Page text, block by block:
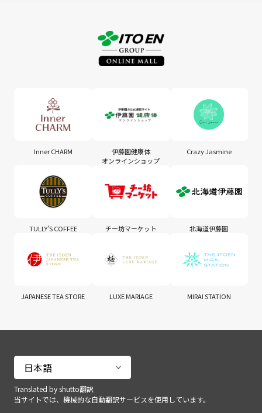
Translated by shutto翻訳
当サイトでは、機械的な自動翻訳サービスを使用しています。
Inner CHARM
伊藤園健康体
オンラインショップ
Crazy Jasmine
TULLY'S COFFEE チー坊マーケット 北海道伊藤園
JAPANESE TEA STORE LUXE MARIAGE MIRAI STATION